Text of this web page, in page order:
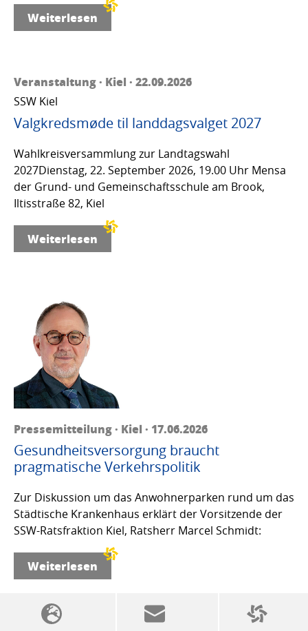
Weiterlesen
Veranstaltung · Kiel · 22.09.2026
SSW Kiel
Valgkredsmøde til landdagsvalget 2027
Wahlkreisversammlung zur Landtagswahl
2027Dienstag, 22. September 2026, 19.00 Uhr Mensa
der Grund- und Gemeinschaftsschule am Brook,
Iltisstraße 82, Kiel
Weiterlesen
Pressemitteilung · Kiel · 17.06.2026
Gesundheitsversorgung braucht
pragmatische Verkehrspolitik
Zur Diskussion um das Anwohnerparken rund um das
Städtische Krankenhaus erklärt der Vorsitzende der
SSW-Ratsfraktion Kiel, Ratsherr Marcel Schmidt:
Weiterlesen
SSW-Politik von A bis Z